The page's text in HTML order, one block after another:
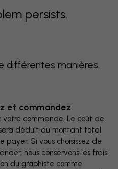
persists.
différentes manières.
et commandez
votre commande. Le coût de
déduit du montant total
payer. Si vous choisissez de
nous conservons les frais
du graphiste comme